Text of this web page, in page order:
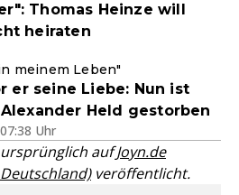
Thomas Heinze will
heiraten
meinem Leben"
er seine Liebe: Nun ist
Held gestorben
Uhr
aufJoyn.de
veröffentlicht.